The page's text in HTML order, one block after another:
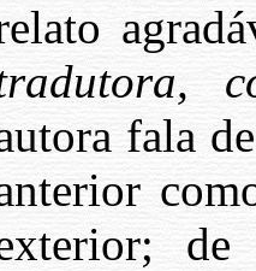
fala
de